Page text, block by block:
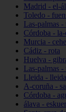
Madrid - el-
Toledo -
Las-palmas -
Córdoba -
Murcia -
Cádiz - rota
Huelva -
Las-palmas -
Lleida - lleida
A-coruña -
Córdoba -
álava -